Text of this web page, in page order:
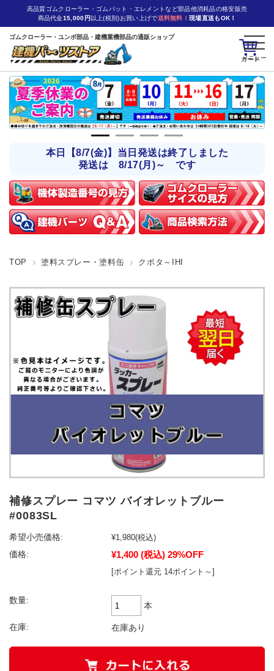
カート
高品質ゴムクローラー・ゴムパット・エレメントなど部品他消耗品の格安販売
商品代金15,000円 以上(税別)お買い上げで送料無料！ 現場直送もOK！
ゴムクローラー・ユンボ部品・建機重機部品の通販ショップ
本日【8/7(金)】当日発送は終了しました
発送は 8/17(月)～ です
TOP 塗料スプレー・塗料缶 クボタ～IHI
補修スプレー コマツ バイオレットブルー
#0083SL
希望小売価格: ¥1,980(税込)
価格:
¥1,400 (税込) 29%OFF
[ポイント還元 14ポイント～]
数量:
本
在庫: 在庫あり